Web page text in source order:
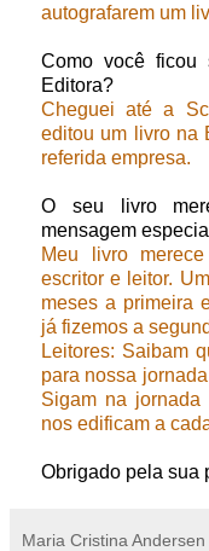
autografarem um
Como você ficou
Editora?
Cheguei até a
editou um livro na
referida empresa.
O seu livro
mensagem
Meu livro
escritor e leitor.
meses a primeira
já fizemos a
Leitores: Saibam
para nossa
Sigam na
nos edificam a
Obrigado pela sua
Maria Cristina Andersen